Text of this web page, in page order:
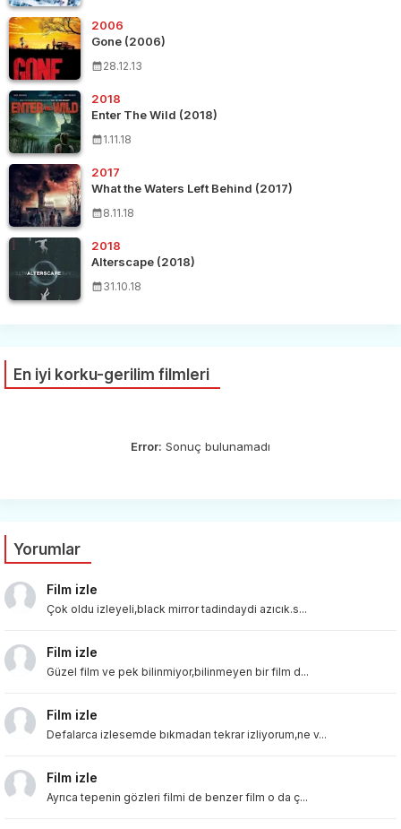
2006
Gone (2006)
28.12.13
2018
Enter The Wild (2018)
1.11.18
2017
What the Waters Left Behind (2017)
8.11.18
2018
Alterscape (2018)
31.10.18
En iyi korku-gerilim filmleri
Error: Sonuç bulunamadı
Yorumlar
Film izle
Çok oldu izleyeli,black mirror tadindaydi azıcık.s...
Film izle
Güzel film ve pek bilinmiyor,bilinmeyen bir film d...
Film izle
Defalarca izlesemde bıkmadan tekrar izliyorum,ne v...
Film izle
Ayrıca tepenin gözleri filmi de benzer film o da ç...